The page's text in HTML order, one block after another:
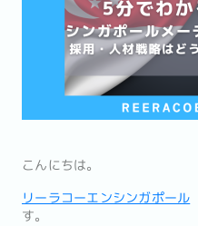
こんにちは。
リーラコーエンシンガポール
す。